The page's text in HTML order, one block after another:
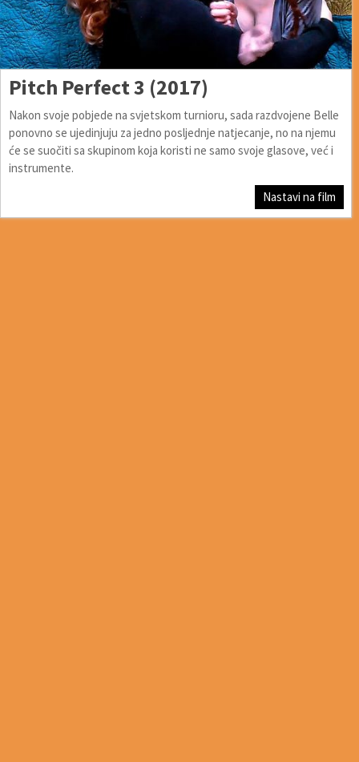
Pitch Perfect 3 (2017)
Nakon svoje pobjede na svjetskom turnioru, sada razdvojene Belle
ponovno se ujedinjuju za jedno posljednje natjecanje, no na njemu
će se suočiti sa skupinom koja koristi ne samo svoje glasove, već i
instrumente.
Nastavi na film